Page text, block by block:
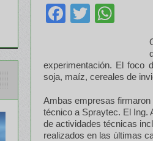
Facebook
Twitter
experimentación. El foco
soja, maíz, cereales de
Ambas empresas firmaron
técnico a Spraytec. El Ing.
de actividades técnicas
realizados en las últimas